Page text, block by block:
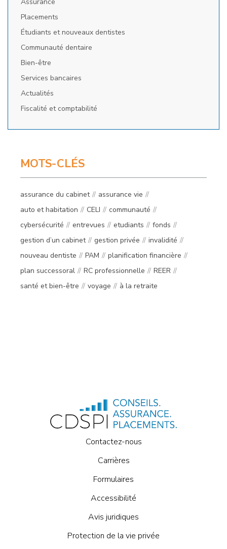
Placements
Étudiants et nouveaux dentistes
Communauté dentaire
Bien-être
Services bancaires
Actualités
Fiscalité et comptabilité
MOTS-CLÉS
assurance du cabinet
assurance vie
auto et habitation
CELI
communauté
cybersécurité
entrevues etudiants
fonds
gestion d’un cabinet
gestion privée
invalidité
nouveau dentiste
PAM
planification financière
plan successoral
RC professionnelle
REER
santé et bien-être
voyage à la retraite
Contactez-nous
Carrières
Formulaires
Accessibilité
Avis juridiques
Protection de la vie privée